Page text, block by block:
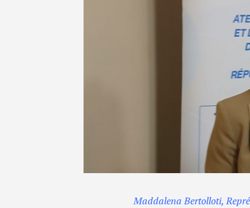
Maddalena Bertolloti,